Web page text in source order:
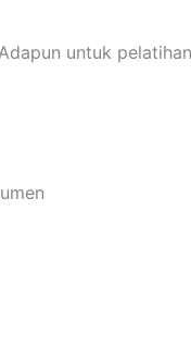
untuk